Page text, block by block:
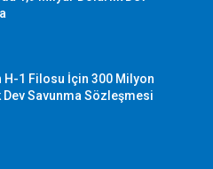
H-1 Filosu İçin 300 Milyon
Dev Savunma Sözleşmesi